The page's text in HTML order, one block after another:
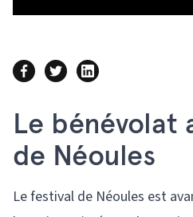
Le bénévolat
de Néoules
Le festival de Néoules est